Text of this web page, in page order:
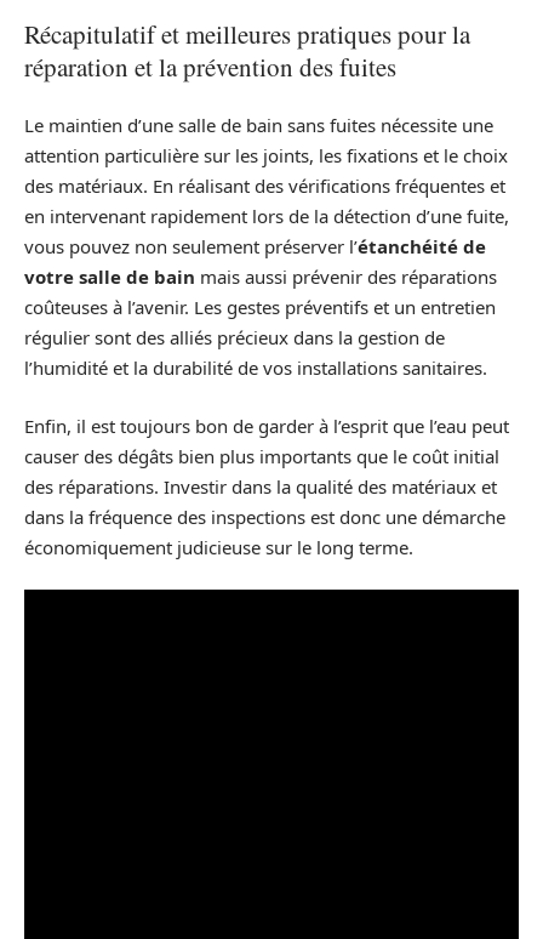
Récapitulatif et meilleures pratiques pour la
réparation et la prévention des fuites
Le maintien d’une salle de bain sans fuites nécessite une
attention particulière sur les joints, les fixations et le choix
des matériaux. En réalisant des vérifications fréquentes et
en intervenant rapidement lors de la détection d’une fuite,
vous pouvez non seulement préserver l’étanchéité de
votre salle de bain mais aussi prévenir des réparations
coûteuses à l’avenir. Les gestes préventifs et un entretien
régulier sont des alliés précieux dans la gestion de
l’humidité et la durabilité de vos installations sanitaires.
Enfin, il est toujours bon de garder à l’esprit que l’eau peut
causer des dégâts bien plus importants que le coût initial
des réparations. Investir dans la qualité des matériaux et
dans la fréquence des inspections est donc une démarche
économiquement judicieuse sur le long terme.